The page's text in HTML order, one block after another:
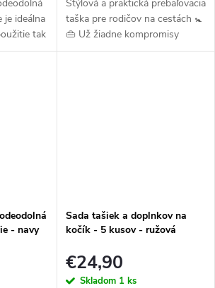
je ideálna
tak
Táto
Štýlová a praktická prebaľovacia
taška pre rodičov na cestách 🚼
👜 Už žiadne kompromisy
medzi štýlom a praktickosťou!
- navy
Sada tašiek a doplnkov na
kočík - 5 kusov - ružová
€24,90
Skladom 1 ks